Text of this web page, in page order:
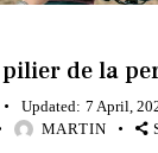
de la
Updated: 7 April,
MARTIN